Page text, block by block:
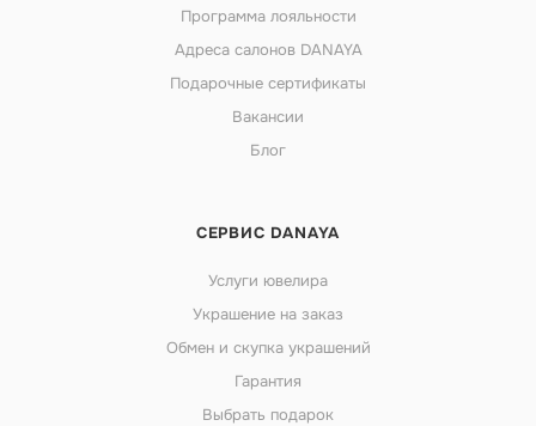
Программа лояльности
Адреса салонов DANAYA
Подарочные сертификаты
Вакансии
Блог
СЕРВИС DANAYA
Услуги ювелира
Украшение на заказ
Обмен и скупка украшений
Гарантия
Выбрать подарок